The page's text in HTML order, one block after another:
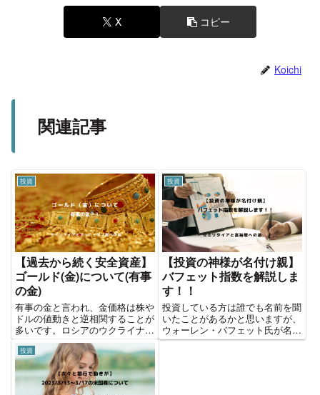
X コピー
Koichi
関連記事
投資
【過去から続く安全資産】
ゴールド(金)について(有事
の金)
有事の金と言われ、金価格は株や
ドルの値動きと逆相関することが
多いです。ロシアのウクライナ侵
攻により、株式市場が下落と共に
金の価格も上昇しております。今
回その金について、ご紹介してい
きます。 ゴールド(金)とは 金は
そのもの自体に価値がある実...
投資
【投資の神様が名付け親】
バフェット指数を解説しま
す！！
投資している方は誰でも名前を聞
いたことがあるかと思いますが、
ウォーレン・バフェット氏が名付
けた指標があります。 今回、こ
投資